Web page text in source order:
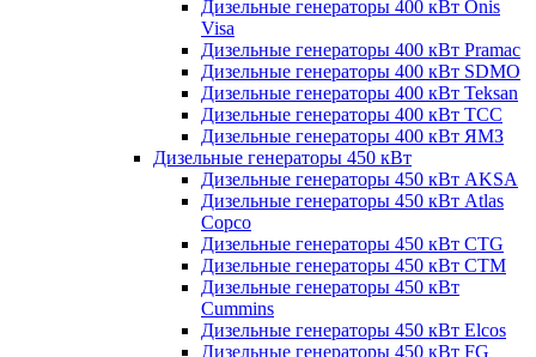
Дизельные генераторы 400 кВт Onis
Visa
Дизельные генераторы 400 кВт Pramac
Дизельные генераторы 400 кВт SDMO
Дизельные генераторы 400 кВт Teksan
Дизельные генераторы 400 кВт ТСС
Дизельные генераторы 400 кВт ЯМЗ
Дизельные генераторы 450 кВт
Дизельные генераторы 450 кВт AKSA
Дизельные генераторы 450 кВт Atlas
Copco
Дизельные генераторы 450 кВт CTG
Дизельные генераторы 450 кВт CTM
Дизельные генераторы 450 кВт
Cummins
Дизельные генераторы 450 кВт Elcos
Дизельные генераторы 450 кВт FG